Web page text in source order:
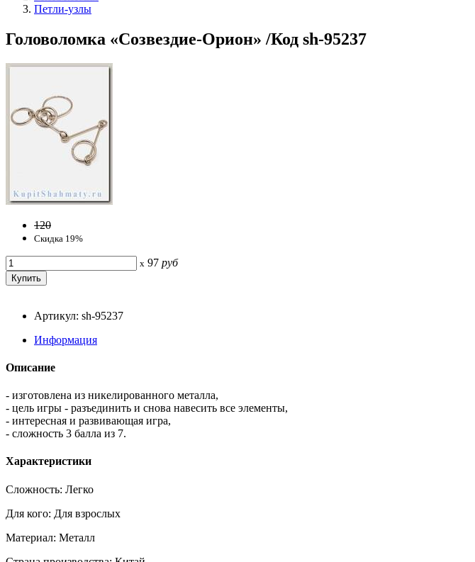
Петли-узлы
Головоломка «Созвездие-Орион» /Код sh-95237
120
Скидка 19%
x 97 руб
Артикул: sh-95237
Информация
Описание
- изготовлена из никелированного металла,
- цель игры - разъединить и снова навесить все элементы,
- интересная и развивающая игра,
- сложность 3 балла из 7.
Характеристики
Сложность: Легко
Для кого: Для взрослых
Материал: Металл